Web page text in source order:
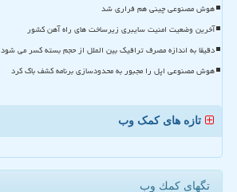
هوش مصنوعی چینی هم فراری شد
آخرین وضعیت امنیت سایبری زیرساخت های راه آهن کشور
دقیقا به اندازه مصرف ترافیک بین الملل از حجم بسته کسر می شود
هوش مصنوعی اپل را مجبور به محدودسازی برنامه کشف باگ کرد
تازه های کمک وب
تگهای كمك وب